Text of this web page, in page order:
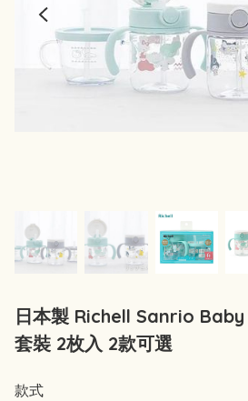
日本製 Richell Sanrio
套裝 2枚入 2款可選
款式